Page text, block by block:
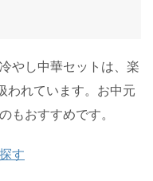
やし中華セットは、楽
われています。お中元
もおすすめです。
す